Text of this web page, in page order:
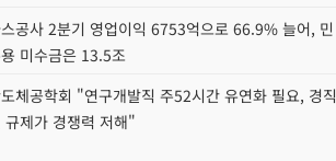
공사 2분기 영업이익 6753억으로 66.9% 늘어, 민
미수금은 13.5조
체공학회 "연구개발직 주52시간 유연화 필요, 경직
규제가 경쟁력 저해"